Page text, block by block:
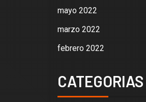
mayo 2022
marzo 2022
febrero 2022
CATEGORIAS